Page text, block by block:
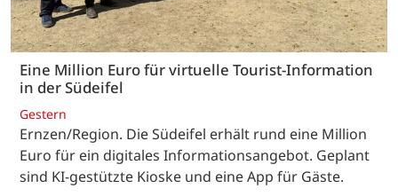
Eine Million Euro für virtuelle Tourist-Information
in der Südeifel
Gestern
Ernzen/Region. Die Südeifel erhält rund eine Million
Euro für ein digitales Informationsangebot. Geplant
sind KI-gestützte Kioske und eine App für Gäste.